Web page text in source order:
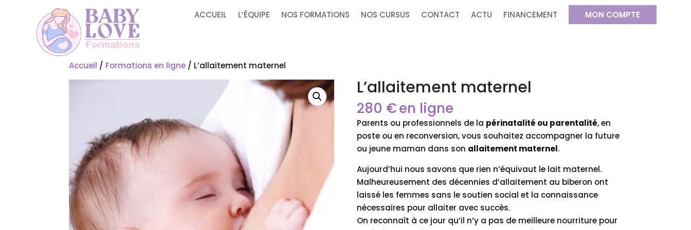
ACCUEIL L’ÉQUIPE NOS FORMATIONS NOS CURSUS CONTACT ACTU FINANCEMENT MON COMPTE
Accueil / Formations en ligne / L’allaitement maternel
L’allaitement maternel
280 €en ligne
Parents ou professionnels de la périnatalité ou parentalité, en
poste ou en reconversion, vous souhaitez accompagner la future
ou jeune maman dans son allaitement maternel.
Aujourd’hui nous savons que rien n’équivaut le lait maternel.
Malheureusement des décennies d’allaitement au biberon ont
laissé les femmes sans le soutien social et la connaissance
nécessaires pour allaiter avec succès.
On reconnaît à ce jour qu’il n’y a pas de meilleure nourriture pour